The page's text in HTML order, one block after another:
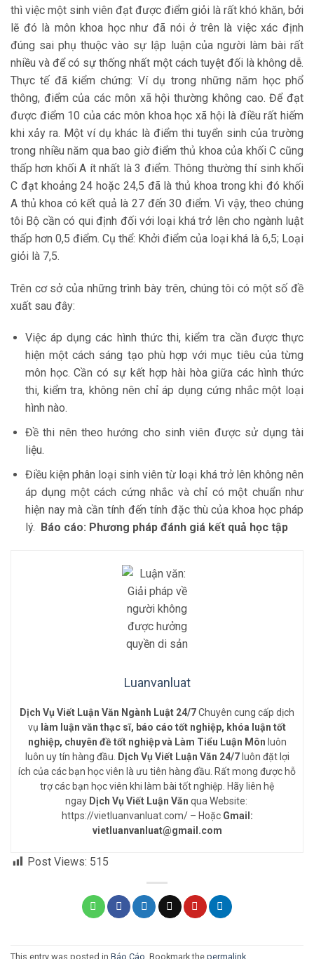
thì việc một sinh viên đạt được điểm giỏi là rất khó khăn, bởi
lẽ đó là môn khoa học như đã nói ở trên là việc xác định
đúng sai phụ thuộc vào sự lập luận của người làm bài rất
nhiều và để có sự thống nhất một cách tuyệt đối là không dễ.
Thực tế đã kiểm chứng: Ví dụ trong những năm học phổ
thông, điểm của các môn xã hội thường không cao. Để đạt
được điểm 10 của các môn khoa học xã hội là điều rất hiếm
khi xảy ra. Một ví dụ khác là điểm thi tuyển sinh của trường
trong nhiều năm qua bao giờ điểm thủ khoa của khối C cũng
thấp hơn khối A ít nhất là 3 điểm. Thông thường thí sinh khối
C đạt khoảng 24 hoặc 24,5 đã là thủ khoa trong khi đó khối
A thủ khoa có kết quả là 27 đến 30 điểm. Vì vậy, theo chúng
tôi Bộ cần có qui định đối với loại khá trở lên cho ngành luật
thấp hơn 0,5 điểm. Cụ thể: Khởi điểm của loại khá là 6,5; Loại
giỏi là 7,5.
Trên cơ sở của những trình bày trên, chúng tôi có một số đề
xuất sau đây:
Việc áp dụng các hình thức thi, kiểm tra cần được thực
hiện một cách sáng tạo phù hợp với mục tiêu của từng
môn học. Cần có sự kết hợp hài hòa giữa các hình thức
thi, kiểm tra, không nên chỉ áp dụng cứng nhắc một loại
hình nào.
Đề thi nên theo hướng cho sinh viên được sử dụng tài
liệu.
Điều kiện phân loại sinh viên từ loại khá trở lên không nên
áp dụng một cách cứng nhắc và chỉ có một chuẩn như
hiện nay mà cần tính đến tính đặc thù của khoa học pháp
lý. Báo cáo: Phương pháp đánh giá kết quả học tập
Luanvanluat
Dịch Vụ Viết Luận Văn Ngành Luật 24/7Chuyên cung cấp dịch
vụ làm luận văn thạc sĩ, báo cáo tốt nghiệp, khóa luận tốt
nghiệp, chuyên đề tốt nghiệp và Làm Tiểu Luận Môn luôn
luôn uy tín hàng đầu. Dịch Vụ Viết Luận Văn 24/7luôn đặt lợi
ích của các bạn học viên là ưu tiên hàng đầu. Rất mong được hỗ
trợ các bạn học viên khi làm bài tốt nghiệp. Hãy liên hệ
ngay Dịch Vụ Viết Luận Văn qua Website:
https://vietluanvanluat.com/ – Hoặc Gmail:
vietluanvanluat@gmail.com
Post Views: 515
This entry was posted in Báo Cáo . Bookmark the permalink